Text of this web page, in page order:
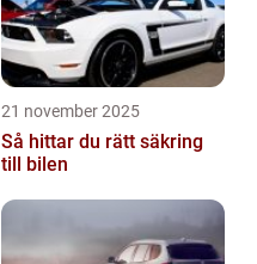
21 november 2025
Så hittar du rätt säkring
till bilen